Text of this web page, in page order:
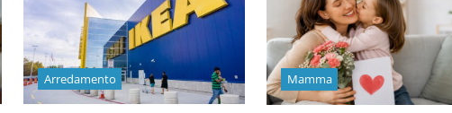
Arredamento Mamma